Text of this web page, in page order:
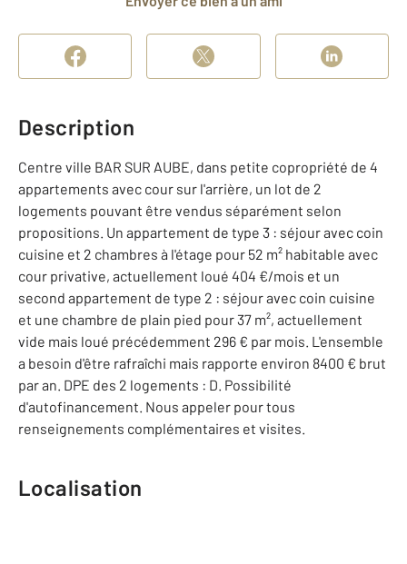
Description
Centre ville BAR SUR AUBE, dans petite copropriété de 4
appartements avec cour sur l'arrière, un lot de 2
logements pouvant être vendus séparément selon
propositions. Un appartement de type 3 : séjour avec coin
cuisine et 2 chambres à l'étage pour 52 m² habitable avec
cour privative, actuellement loué 404 €/mois et un
second appartement de type 2 : séjour avec coin cuisine
et une chambre de plain pied pour 37 m², actuellement
vide mais loué précédemment 296 € par mois. L'ensemble
a besoin d'être rafraîchi mais rapporte environ 8400 € brut
par an. DPE des 2 logements : D. Possibilité
d'autofinancement. Nous appeler pour tous
renseignements complémentaires et visites.
Localisation